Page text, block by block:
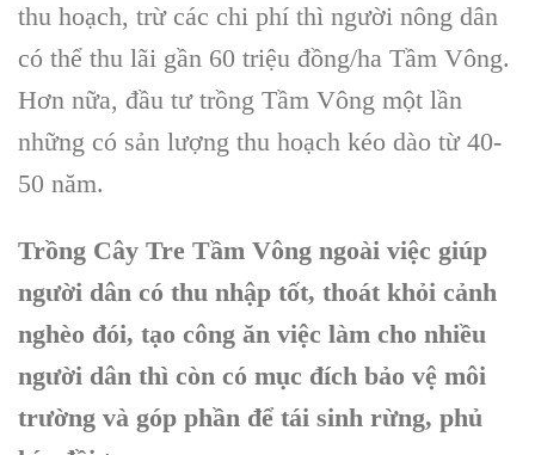
thu hoạch, trừ các chi phí thì người nông dân
có thể thu lãi gần 60 triệu đồng/ha Tầm Vông.
Hơn nữa, đầu tư trồng Tầm Vông một lần
những có sản lượng thu hoạch kéo dào từ 40-
50 năm.
Trồng Cây Tre Tầm Vông ngoài việc giúp
người dân có thu nhập tốt, thoát khỏi cảnh
nghèo đói, tạo công ăn việc làm cho nhiều
người dân thì còn có mục đích bảo vệ môi
trường và góp phần để tái sinh rừng, phủ